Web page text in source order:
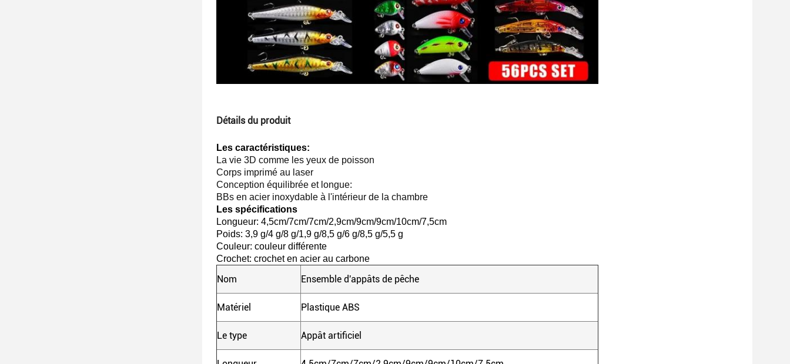
Détails du produit
Les caractéristiques:
La vie 3D comme les yeux de poisson
Corps imprimé au laser
Conception équilibrée et longue:
BBs en acier inoxydable à l'intérieur de la chambre
Les spécifications
Longueur: 4,5cm/7cm/7cm/2,9cm/9cm/9cm/10cm/7,5cm
Poids: 3,9 g/4 g/8 g/1,9 g/8,5 g/6 g/8,5 g/5,5 g
Couleur: couleur différente
Crochet: crochet en acier au carbone
Nom Ensemble d'appâts de pêche
Matériel Plastique ABS
Le type Appât artificiel